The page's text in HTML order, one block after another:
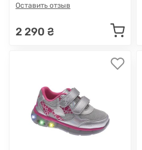
Оставить отзыв
2 290 ₴